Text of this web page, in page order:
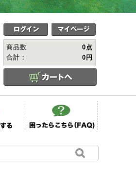
商品数
0点
合計：
0円